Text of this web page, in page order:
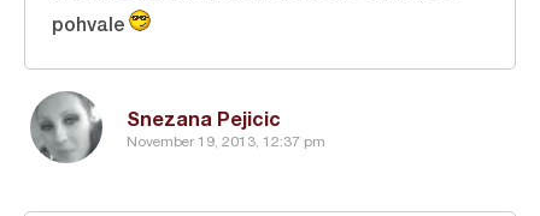
Snezana Pejicic
November 19, 2013, 12:37 pm
pohvale